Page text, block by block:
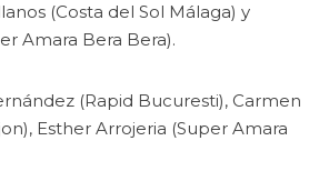
(Costa del Sol Málaga) y
Amara Bera Bera).
(Rapid Bucuresti), Carmen
Esther Arrojeria (Super Amara